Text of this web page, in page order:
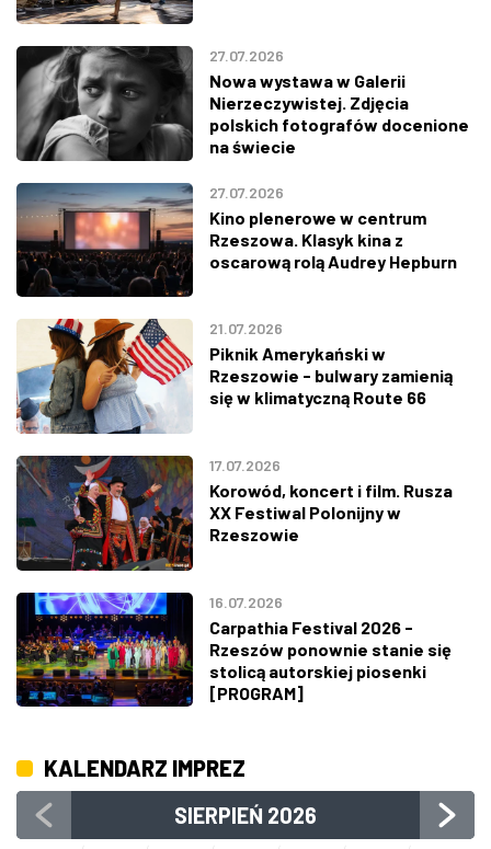
27.07.2026
Nowa wystawa w Galerii
Nierzeczywistej. Zdjęcia
polskich fotografów docenione
na świecie
27.07.2026
Kino plenerowe w centrum
Rzeszowa. Klasyk kina z
oscarową rolą Audrey Hepburn
21.07.2026
Piknik Amerykański w
Rzeszowie - bulwary zamienią
się w klimatyczną Route 66
17.07.2026
Korowód, koncert i film. Rusza
XX Festiwal Polonijny w
Rzeszowie
16.07.2026
Carpathia Festival 2026 -
Rzeszów ponownie stanie się
stolicą autorskiej piosenki
[PROGRAM]
KALENDARZ IMPREZ
SIERPIEŃ 2026